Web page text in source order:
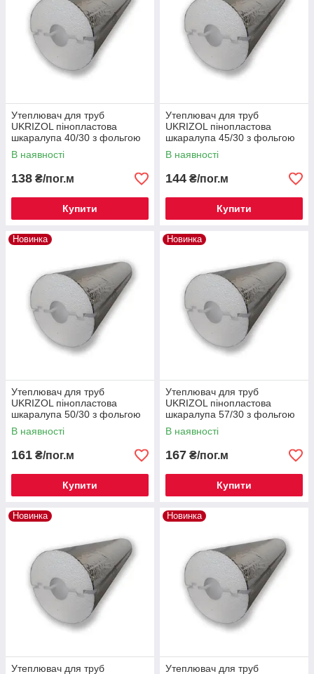
Утеплювач для труб
UKRIZOL пінопластова
шкаралупа 40/30 з фольгою
В наявності
138 ₴/пог.м
Купити
Утеплювач для труб
UKRIZOL пінопластова
шкаралупа 45/30 з фольгою
В наявності
144 ₴/пог.м
Купити
Новинка
Утеплювач для труб
UKRIZOL пінопластова
шкаралупа 50/30 з фольгою
В наявності
161 ₴/пог.м
Купити
Новинка
Утеплювач для труб
UKRIZOL пінопластова
шкаралупа 57/30 з фольгою
В наявності
167 ₴/пог.м
Купити
Новинка
Утеплювач для труб
Новинка
Утеплювач для труб